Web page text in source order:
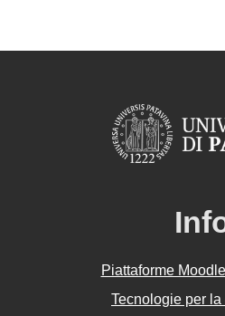
Piattaforme
Tecnologie per la